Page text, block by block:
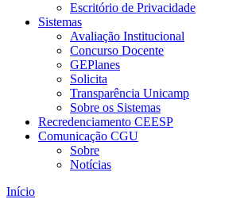
Escritório de Privacidade
Sistemas
Avaliação Institucional
Concurso Docente
GEPlanes
Solicita
Transparência Unicamp
Sobre os Sistemas
Recredenciamento CEESP
Comunicação CGU
Sobre
Notícias
Início